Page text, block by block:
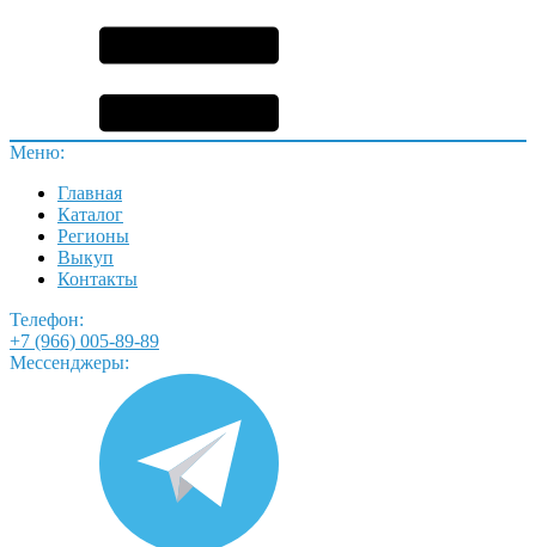
Меню:
Главная
Каталог
Регионы
Выкуп
Контакты
Телефон:
+7 (966) 005-89-89
Мессенджеры: